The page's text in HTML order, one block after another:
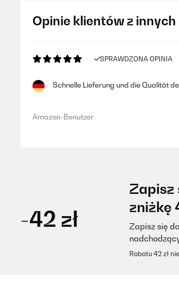
Opinie klientów z
SPRAWDZONA OPINIA
Schnelle Lieferung und die Qualität
Amazon-Benutzer
-42 zł
Zapisz
zniżkę
Zapisz się
Rabatu 42 zł